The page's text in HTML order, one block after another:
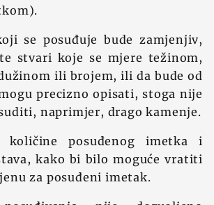
se posuđuje bude zamjenjiv,
stvari koje se mjere težinom,
ili brojem, ili da bude od
precizno opisati, stoga nije
naprimjer, drago kamenje.
količine posuđenog imetka i
kako bi bilo moguće vratiti
za posuđeni imetak.